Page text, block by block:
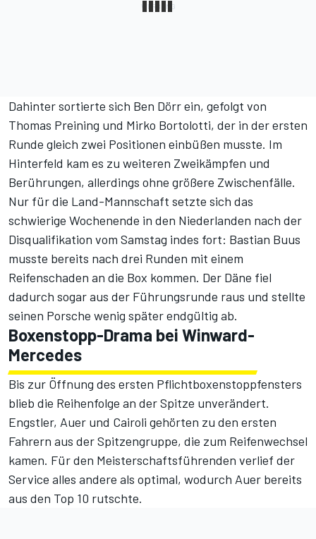
Dahinter sortierte sich Ben Dörr ein, gefolgt von
Thomas Preining und Mirko Bortolotti, der in der ersten
Runde gleich zwei Positionen einbüßen musste. Im
Hinterfeld kam es zu weiteren Zweikämpfen und
Berührungen, allerdings ohne größere Zwischenfälle.
Nur für die Land-Mannschaft setzte sich das
schwierige Wochenende in den Niederlanden nach der
Disqualifikation vom Samstag indes fort: Bastian Buus
musste bereits nach drei Runden mit einem
Reifenschaden an die Box kommen. Der Däne fiel
dadurch sogar aus der Führungsrunde raus und stellte
seinen Porsche wenig später endgültig ab.
Boxenstopp-Drama bei Winward-
Mercedes
Bis zur Öffnung des ersten Pflichtboxenstoppfensters
blieb die Reihenfolge an der Spitze unverändert.
Engstler, Auer und Cairoli gehörten zu den ersten
Fahrern aus der Spitzengruppe, die zum Reifenwechsel
kamen. Für den Meisterschaftsführenden verlief der
Service alles andere als optimal, wodurch Auer bereits
aus den Top 10 rutschte.